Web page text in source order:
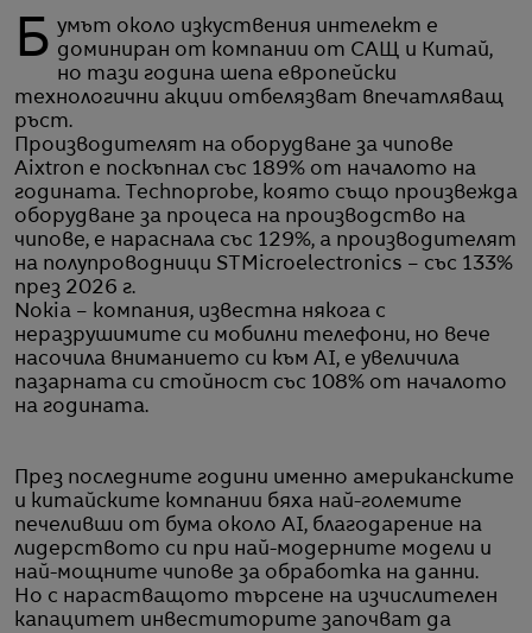
Бумът около изкуствения интелект е доминиран от компании от САЩ и Китай,
но тази година шепа европейски
технологични акции отбелязват впечатляващ
ръст.
Производителят на оборудване за чипове
Aixtron е поскъпнал със 189% от началото на
годината. Technoprobe, която също произвежда
оборудване за процеса на производство на
чипове, е нараснала със 129%, а производителят
на полупроводници STMicroelectronics – със 133%
през 2026 г.
Nokia – компания, известна някога с
неразрушимите си мобилни телефони, но вече
насочила вниманието си към AI, е увеличила
пазарната си стойност със 108% от началото
на годината.
През последните години именно американските
и китайските компании бяха най-големите
печеливши от бума около AI, благодарение на
лидерството си при най-модерните модели и
най-мощните чипове за обработка на данни.
Но с нарастващото търсене на изчислителен
капацитет инвеститорите започват да